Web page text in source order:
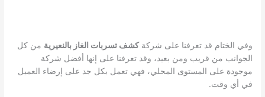
وفي الختام قد تعرفنا على شركةكشف تسربات الغاز بالنعيرية من كل
الجوانب من قريب ومن بعيد، وقد تعرفنا على إنها أفضل شركة
موجودة على المستوى المحلي، فهي تعمل بكل جد على إرضاء العميل
في أي وقت.